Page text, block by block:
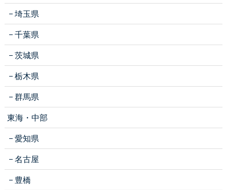
埼玉県
千葉県
茨城県
栃木県
群馬県
東海・中部
愛知県
名古屋
豊橋